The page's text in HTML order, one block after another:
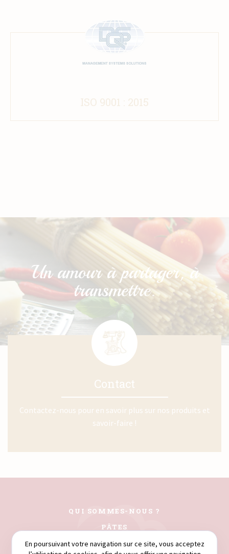
ISO 9001 : 2015
Contact
Contactez-nous pour en savoir plus sur nos produits et
savoir-faire !
En poursuivant votre navigation sur ce site, vous acceptez
QUI SOMMES-NOUS ?
PÂTES
COUSCOUS